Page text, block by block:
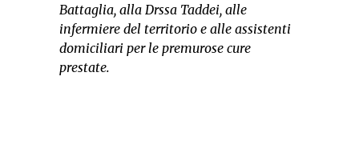
Battaglia, alla Drssa Taddei, alle
infermiere del territorio e alle assistenti
domiciliari per le premurose cure
prestate.